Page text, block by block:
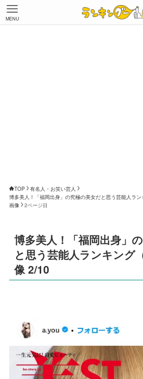
MENU
TOP
有名人・お笑い芸人
博多美人！「福岡出身」の究極の美女だと思う芸能人ラ
画像
2ページ目
博多美人！「福岡出身」
と思う芸能人ランキング
像 2/10